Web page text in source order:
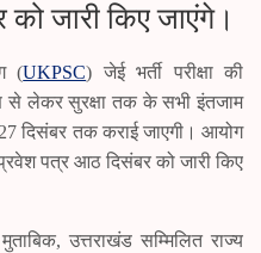
जारी किए जाएंगे।
(UKPSC) जेई भर्ती परीक्षा की
से लेकर सुरक्षा तक के सभी इंतजाम
दिसंबर तक कराई जाएगी। आयोग
प्रवेश पत्र आठ दिसंबर को जारी किए
उत्तराखंड सम्मिलित राज्य